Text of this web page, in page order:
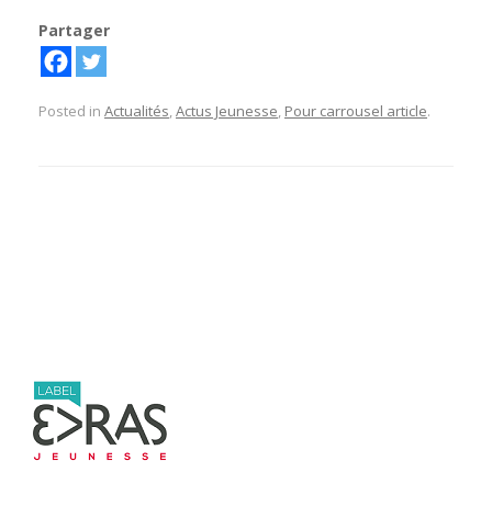
Partager
Posted in Actualités,Actus Jeunesse, Pour carrousel article.